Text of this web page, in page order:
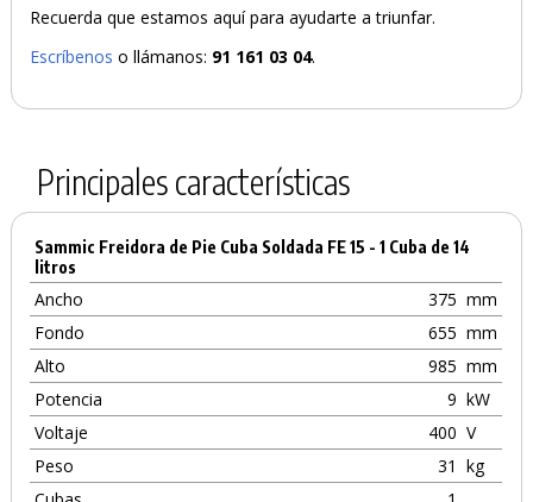
Recuerda que estamos aquí para ayudarte a triunfar.
Escríbenos o llámanos: 91 161 03 04.
Principales características
Sammic Freidora de Pie Cuba Soldada FE 15 - 1 Cuba de 14
litros
Ancho 375 mm
Fondo
655 mm
Alto
985 mm
Potencia
9 kW
Voltaje
400 V
Peso
31
kg